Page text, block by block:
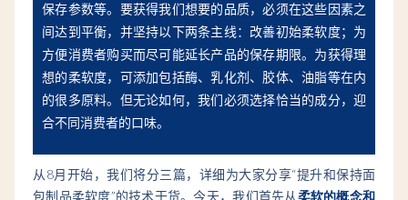
保存参数等。要获得我们想要的品质，必须在这些因素之
间达到平衡，并坚持以下两条主线：改善初始柔软度；为
方便消费者购买而尽可能延长产品的保存期限。为获得理
想的柔软度，可添加包括酶、乳化剂、胶体、油脂等在内
的很多原料。但无论如何，我们必须选择恰当的成分，迎
合不同消费者的口味。
从8月开始，我们将分三篇，详细为大家分享“提升和保持面
包制品柔软度”的技术干货。今天，我们首先从柔软的概念和